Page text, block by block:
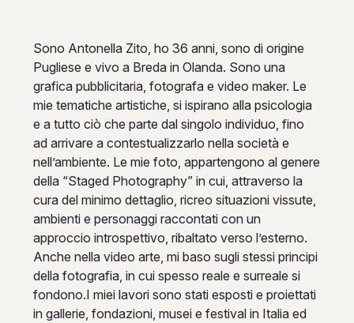
Sono Antonella Zito, ho 36 anni, sono di origine
Pugliese e vivo a Breda in Olanda. Sono una
grafica pubblicitaria, fotografa e video maker. Le
mie tematiche artistiche, si ispirano alla psicologia
e a tutto ciò che parte dal singolo individuo, fino
ad arrivare a contestualizzarlo nella società e
nell’ambiente. Le mie foto, appartengono al genere
della “Staged Photography” in cui, attraverso la
cura del minimo dettaglio, ricreo situazioni vissute,
ambienti e personaggi raccontati con un
approccio introspettivo, ribaltato verso l’esterno.
Anche nella video arte, mi baso sugli stessi principi
della fotografia, in cui spesso reale e surreale si
fondono.I miei lavori sono stati esposti e proiettati
in gallerie, fondazioni, musei e festival in Italia ed